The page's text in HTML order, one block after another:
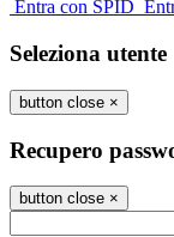
Entra con SPID
Seleziona utente
button close ×
Recupero
button close ×